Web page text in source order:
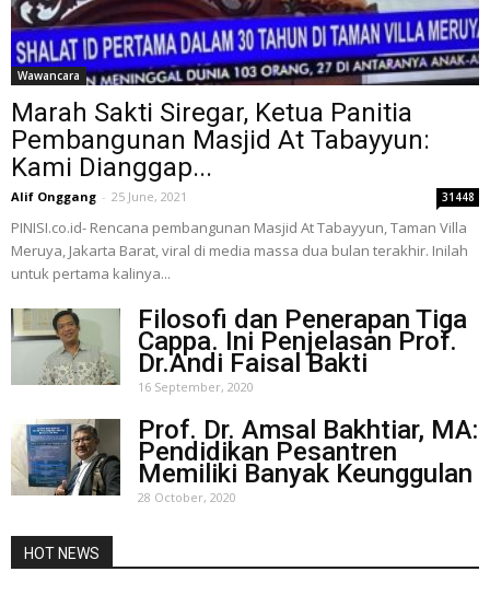
Wawancara
Marah Sakti Siregar, Ketua Panitia
Pembangunan Masjid At Tabayyun:
Kami Dianggap...
Alif Onggang - 25 June, 2021 31448
PINISI.co.id- Rencana pembangunan Masjid At Tabayyun, Taman Villa
Meruya, Jakarta Barat, viral di media massa dua bulan terakhir. Inilah
untuk pertama kalinya...
Filosofi dan Penerapan Tiga
Cappa. Ini Penjelasan Prof.
Dr.Andi Faisal Bakti
16 September, 2020
Prof. Dr. Amsal Bakhtiar, MA:
Pendidikan Pesantren
Memiliki Banyak Keunggulan
28 October, 2020
HOT NEWS